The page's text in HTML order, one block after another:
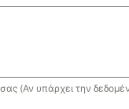
(Αν υπάρχει την